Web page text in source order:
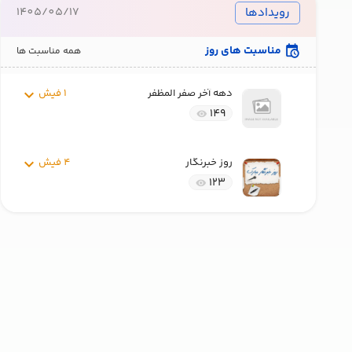
رویدادها 1405/05/17
مناسبت های روز همه مناسبت ها
دهه آخر صفر المظفر
149
1 فیش
روز خبرنگار
123
4 فیش